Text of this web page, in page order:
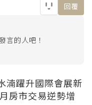
回覆
言的人吧！
湳躍升國際會展新
房市交易逆勢增